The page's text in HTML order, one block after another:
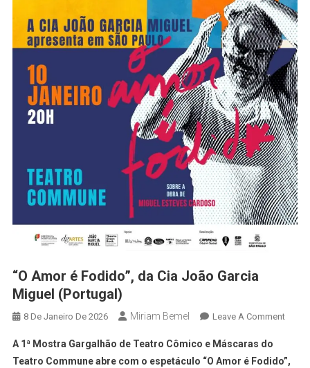
“O Amor é Fodido”, da Cia João Garcia
Miguel (Portugal)
8 De Janeiro De 2026 Miriam Bemel Leave A Comment
A 1ª Mostra Gargalhão de Teatro Cômico e Máscaras do
Teatro Commune abre com o espetáculo “O Amor é Fodido”,